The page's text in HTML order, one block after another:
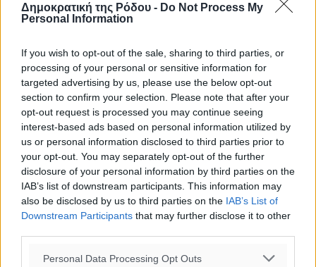
Δημοκρατική της Ρόδου - Do Not Process My
Personal Information
If you wish to opt-out of the sale, sharing to third parties, or
processing of your personal or sensitive information for
targeted advertising by us, please use the below opt-out
section to confirm your selection. Please note that after your
opt-out request is processed you may continue seeing
interest-based ads based on personal information utilized by
us or personal information disclosed to third parties prior to
your opt-out. You may separately opt-out of the further
disclosure of your personal information by third parties on the
IAB’s list of downstream participants. This information may
also be disclosed by us to third parties on the IAB’s List of
Downstream Participants that may further disclose it to other
Personal Data Processing Opt Outs
o καιρός τώρα:
αίθριος καιρός
38%
10km/h
Δ
25°/27°
06:18